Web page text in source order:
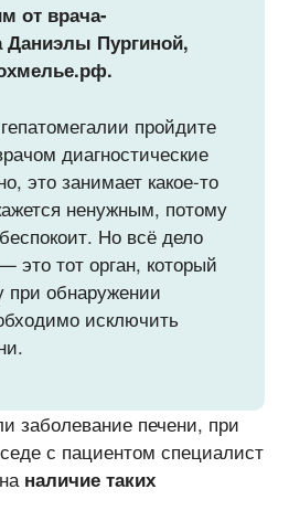
от врача-
Даниэлы Пургиной,
пройдите
диагностические
это занимает какое-то
ненужным, потому
Но всё дело
это тот орган, который
при обнаружении
исключить
заболевание печени, при
с пациентом специалист
наличие таких